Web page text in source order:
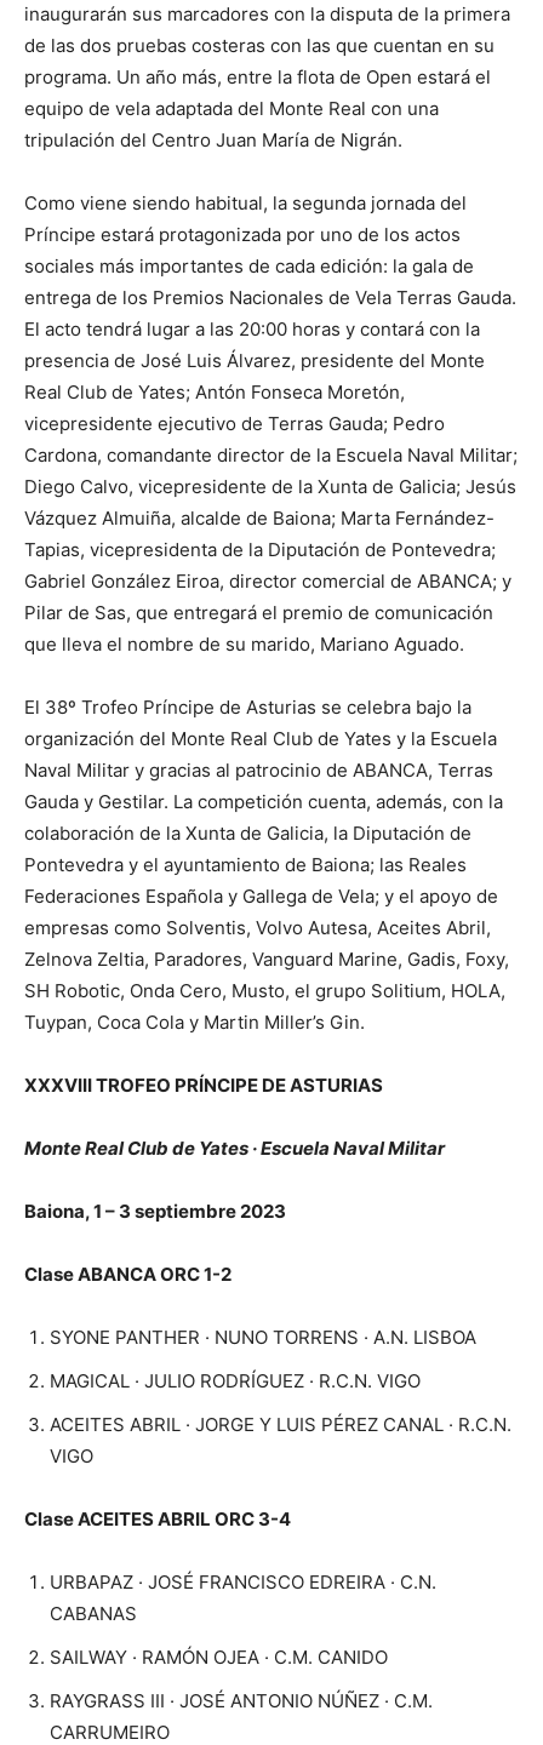
inaugurarán sus marcadores con la disputa de la primera
de las dos pruebas costeras con las que cuentan en su
programa. Un año más, entre la flota de Open estará el
equipo de vela adaptada del Monte Real con una
tripulación del Centro Juan María de Nigrán.
Como viene siendo habitual, la segunda jornada del
Príncipe estará protagonizada por uno de los actos
sociales más importantes de cada edición: la gala de
entrega de los Premios Nacionales de Vela Terras Gauda.
El acto tendrá lugar a las 20:00 horas y contará con la
presencia de José Luis Álvarez, presidente del Monte
Real Club de Yates; Antón Fonseca Moretón,
vicepresidente ejecutivo de Terras Gauda; Pedro
Cardona, comandante director de la Escuela Naval Militar;
Diego Calvo, vicepresidente de la Xunta de Galicia; Jesús
Vázquez Almuiña, alcalde de Baiona; Marta Fernández-
Tapias, vicepresidenta de la Diputación de Pontevedra;
Gabriel González Eiroa, director comercial de ABANCA; y
Pilar de Sas, que entregará el premio de comunicación
que lleva el nombre de su marido, Mariano Aguado.
El 38º Trofeo Príncipe de Asturias se celebra bajo la
organización del Monte Real Club de Yates y la Escuela
Naval Militar y gracias al patrocinio de ABANCA, Terras
Gauda y Gestilar. La competición cuenta, además, con la
colaboración de la Xunta de Galicia, la Diputación de
Pontevedra y el ayuntamiento de Baiona; las Reales
Federaciones Española y Gallega de Vela; y el apoyo de
empresas como Solventis, Volvo Autesa, Aceites Abril,
Zelnova Zeltia, Paradores, Vanguard Marine, Gadis, Foxy,
SH Robotic, Onda Cero, Musto, el grupo Solitium, HOLA,
Tuypan, Coca Cola y Martin Miller’s Gin.
XXXVIII TROFEO PRÍNCIPE DE ASTURIAS
Monte Real Club de Yates · Escuela Naval Militar
Baiona, 1 – 3 septiembre 2023
Clase ABANCA ORC 1-2
SYONE PANTHER · NUNO TORRENS · A.N. LISBOA
MAGICAL · JULIO RODRÍGUEZ · R.C.N. VIGO
ACEITES ABRIL · JORGE Y LUIS PÉREZ CANAL · R.C.N.
VIGO
Clase ACEITES ABRIL ORC 3-4
URBAPAZ · JOSÉ FRANCISCO EDREIRA · C.N.
CABANAS
SAILWAY · RAMÓN OJEA · C.M. CANIDO
RAYGRASS III · JOSÉ ANTONIO NÚÑEZ · C.M.
CARRUMEIRO